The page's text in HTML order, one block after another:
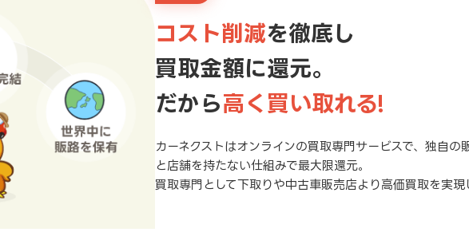
コスト削減を徹底し
買取金額に還元。
だから高く買い取れる!
カーネクストはオンラインの買取専門サービスで、独自の
と店舗を持たない仕組みで最大限還元。
買取専門として下取りや中古車販売店より高価買取を実現